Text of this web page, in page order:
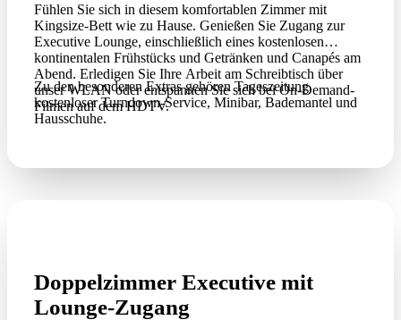
Fühlen Sie sich in diesem komfortablen Zimmer mit
Kingsize-Bett wie zu Hause. Genießen Sie Zugang zur
Executive Lounge, einschließlich eines kostenlosen
kontinentalen Frühstücks und Getränken und Canapés am
Abend. Erledigen Sie Ihre Arbeit am Schreibtisch über
unser WLAN oder entspannen Sie sich bei On-Demand-
Filmen auf dem HDTV.
Zu den besonderen Extras gehören Tageszeitung,
kostenloser Turndown-Service, Minibar, Bademantel und
Hausschuhe.
Doppelzimmer Executive mit
Lounge-Zugang